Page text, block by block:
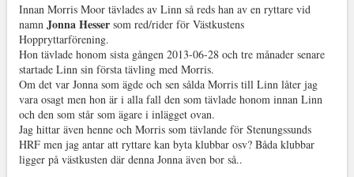
Innan Morris Moor tävlades av Linn så reds han av en ryttare vid
namnJonna Hessersom red/rider för Västkustens
Hoppryttarförening.
Hon tävlade honom sista gången 2013-06-28 och tre månader senare
startade Linn sin första tävling med Morris.
Om det var Jonna som ägde och sen sålda Morris till Linn låter jag
vara osagt men hon är i alla fall den som tävlade honom innan Linn
och den som står som ägare i inlägget ovan.
Jag hittar även henne och Morris som tävlande för Stenungssunds
HRF men jag antar att ryttare kan byta klubbar osv? Båda klubbar
ligger på västkusten där denna Jonna även bor så..